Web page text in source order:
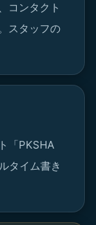
コンタクト
スタッフの
「PKSHA
タイム書き